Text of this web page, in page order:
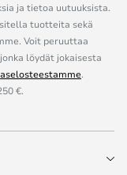
ja tietoa uutuuksista.
tuotteita sekä
Voit peruuttaa
löydät jokaisesta
.
€.